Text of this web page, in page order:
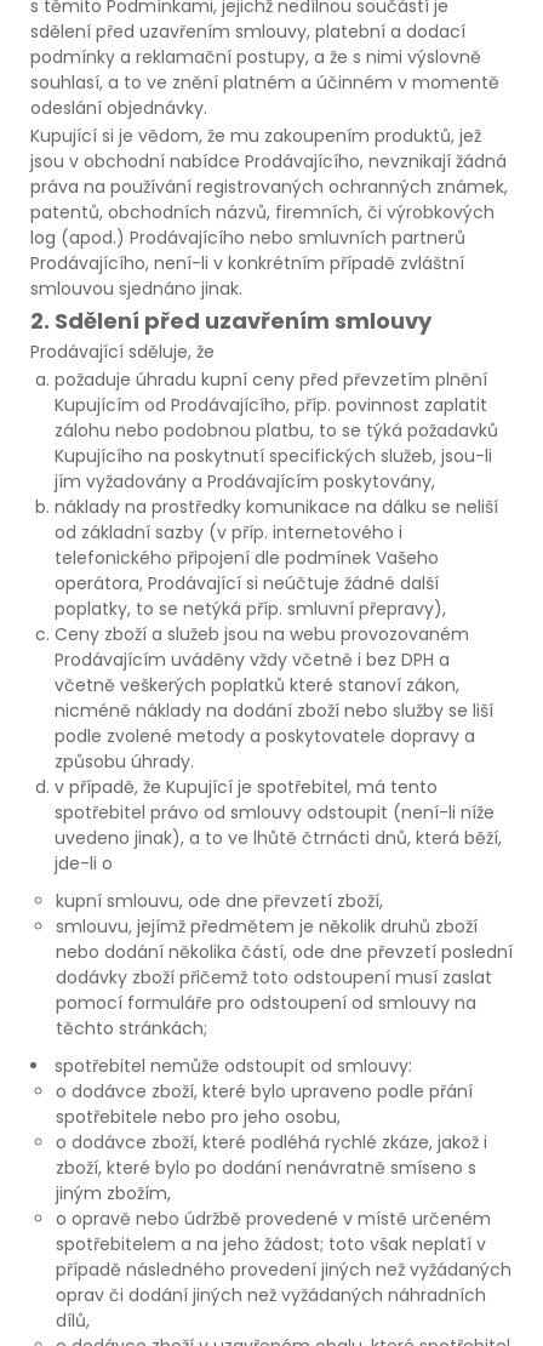
s těmito Podmínkami, jejichž nedílnou součástí je
sdělení před uzavřením smlouvy, platební a dodací
podmínky a reklamační postupy, a že s nimi výslovně
souhlasí, a to ve znění platném a účinném v momentě
odeslání objednávky.
Kupující si je vědom, že mu zakoupením produktů, jež
jsou v obchodní nabídce Prodávajícího, nevznikají žádná
práva na používání registrovaných ochranných známek,
patentů, obchodních názvů, firemních, či výrobkových
log (apod.) Prodávajícího nebo smluvních partnerů
Prodávajícího, není-li v konkrétním případě zvláštní
smlouvou sjednáno jinak.
2. Sdělení před uzavřením smlouvy
Prodávající sděluje, že
požaduje úhradu kupní ceny před převzetím plnění
Kupujícím od Prodávajícího, příp. povinnost zaplatit
zálohu nebo podobnou platbu, to se týká požadavků
Kupujícího na poskytnutí specifických služeb, jsou-li
jím vyžadovány a Prodávajícím poskytovány,
náklady na prostředky komunikace na dálku se neliší
od základní sazby (v příp. internetového i
telefonického připojení dle podmínek Vašeho
operátora, Prodávající si neúčtuje žádné další
poplatky, to se netýká příp. smluvní přepravy),
Ceny zboží a služeb jsou na webu provozovaném
Prodávajícím uváděny vždy včetně i bez DPH a
včetně veškerých poplatků které stanoví zákon,
nicméně náklady na dodání zboží nebo služby se liší
podle zvolené metody a poskytovatele dopravy a
způsobu úhrady.
v případě, že Kupující je spotřebitel, má tento
spotřebitel právo od smlouvy odstoupit (není-li níže
uvedeno jinak), a to ve lhůtě čtrnácti dnů, která běží,
jde-li o
kupní smlouvu, ode dne převzetí zboží,
smlouvu, jejímž předmětem je několik druhů zboží
nebo dodání několika částí, ode dne převzetí poslední
dodávky zboží přičemž toto odstoupení musí zaslat
pomocí formuláře pro odstoupení od smlouvy na
těchto stránkách;
spotřebitel nemůže odstoupit od smlouvy:
o dodávce zboží, které bylo upraveno podle přání
spotřebitele nebo pro jeho osobu,
o dodávce zboží, které podléhá rychlé zkáze, jakož i
zboží, které bylo po dodání nenávratně smíseno s
jiným zbožím,
o opravě nebo údržbě provedené v místě určeném
spotřebitelem a na jeho žádost; toto však neplatí v
případě následného provedení jiných než vyžádaných
oprav či dodání jiných než vyžádaných náhradních
dílů,